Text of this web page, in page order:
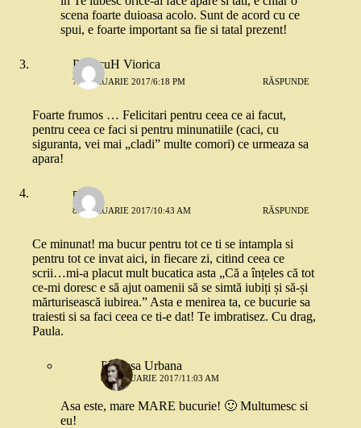
scena foarte duioasa acolo. Sunt de acord cu ce
spui, e foarte important sa fie si tatal prezent!
PicincuH Viorica
7 FEBRUARIE 2017/6:18 PM RĂSPUNDE
Foarte frumos … Felicitari pentru ceea ce ai facut,
pentru ceea ce faci si pentru minunatiile (caci, cu
siguranta, vei mai „cladi” multe comori) ce urmeaza sa
apara!
paula
8 FEBRUARIE 2017/10:43 AM RĂSPUNDE
Ce minunat! ma bucur pentru tot ce ti se intampla si
pentru tot ce invat aici, in fiecare zi, citind ceea ce
scrii…mi-a placut mult bucatica asta „Că a înțeles că tot
ce-mi doresc e să ajut oamenii să se simtă iubiți și să-și
mărturisească iubirea.” Asta e menirea ta, ce bucurie sa
traiesti si sa faci ceea ce ti-e dat! Te imbratisez. Cu drag,
Paula.
Printesa Urbana
8 FEBRUARIE 2017/11:03 AM
Asa este, mare MARE bucurie! 🙂 Multumesc si
eu!